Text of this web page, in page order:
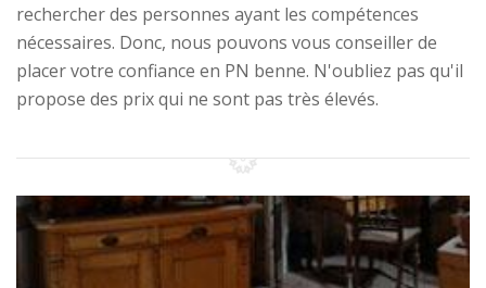
rechercher des personnes ayant les compétences
nécessaires. Donc, nous pouvons vous conseiller de
placer votre confiance en PN benne. N'oubliez pas qu'il
propose des prix qui ne sont pas très élevés.